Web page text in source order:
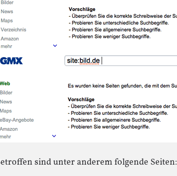
sind unter anderem folgende Seiten: